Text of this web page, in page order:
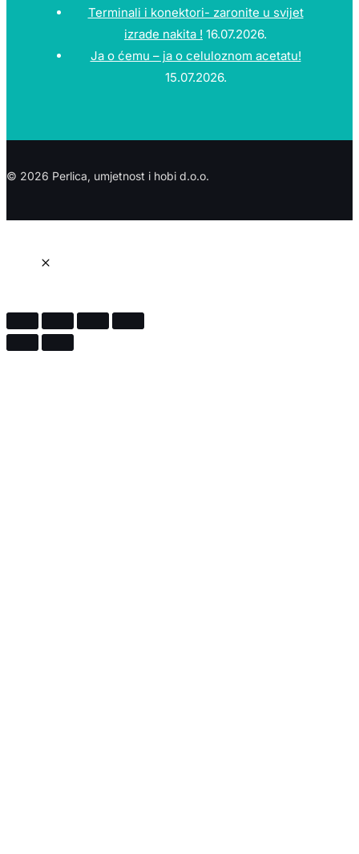
Terminali i konektori- zaronite u svijet
izrade nakita ! 16.07.2026.
Ja o ćemu – ja o celuloznom acetatu!
15.07.2026.
© 2026 Perlica, umjetnost i hobi d.o.o.